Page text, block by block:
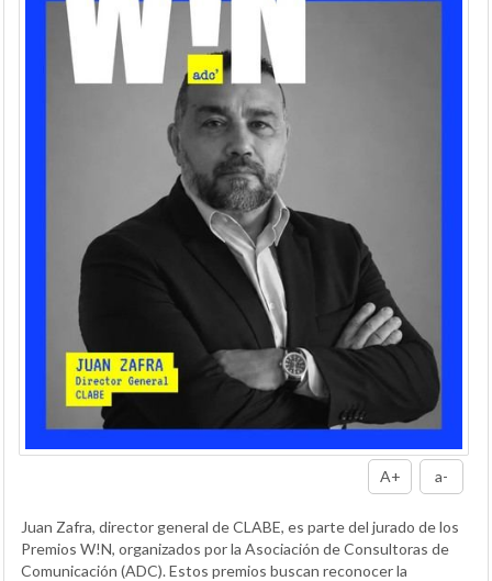
A+ a-
Juan Zafra, director general de CLABE, es parte del jurado de los
Premios W!N, organizados por la Asociación de Consultoras de
Comunicación (ADC). Estos premios buscan reconocer la